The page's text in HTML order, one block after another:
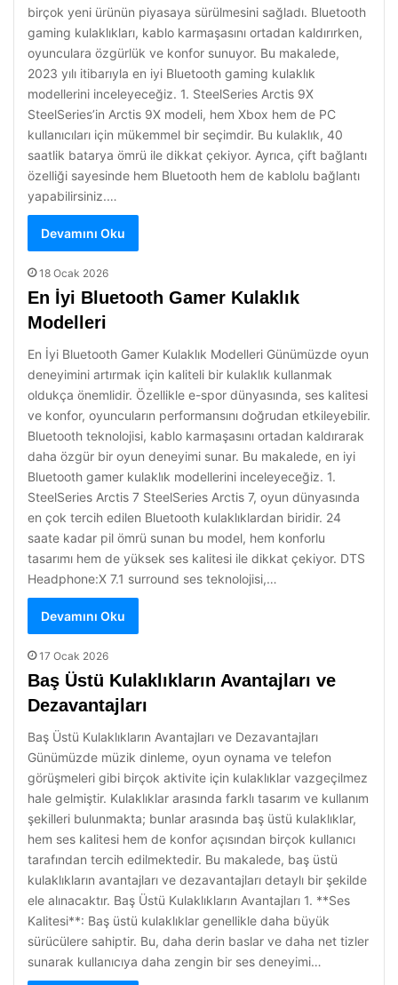
birçok yeni ürünün piyasaya sürülmesini sağladı. Bluetooth
gaming kulaklıkları, kablo karmaşasını ortadan kaldırırken,
oyunculara özgürlük ve konfor sunuyor. Bu makalede,
2023 yılı itibarıyla en iyi Bluetooth gaming kulaklık
modellerini inceleyeceğiz. 1. SteelSeries Arctis 9X
SteelSeries’in Arctis 9X modeli, hem Xbox hem de PC
kullanıcıları için mükemmel bir seçimdir. Bu kulaklık, 40
saatlik batarya ömrü ile dikkat çekiyor. Ayrıca, çift bağlantı
özelliği sayesinde hem Bluetooth hem de kablolu bağlantı
yapabilirsiniz.…
Devamını Oku
18 Ocak 2026
En İyi Bluetooth Gamer Kulaklık
Modelleri
En İyi Bluetooth Gamer Kulaklık Modelleri Günümüzde oyun
deneyimini artırmak için kaliteli bir kulaklık kullanmak
oldukça önemlidir. Özellikle e-spor dünyasında, ses kalitesi
ve konfor, oyuncuların performansını doğrudan etkileyebilir.
Bluetooth teknolojisi, kablo karmaşasını ortadan kaldırarak
daha özgür bir oyun deneyimi sunar. Bu makalede, en iyi
Bluetooth gamer kulaklık modellerini inceleyeceğiz. 1.
SteelSeries Arctis 7 SteelSeries Arctis 7, oyun dünyasında
en çok tercih edilen Bluetooth kulaklıklardan biridir. 24
saate kadar pil ömrü sunan bu model, hem konforlu
tasarımı hem de yüksek ses kalitesi ile dikkat çekiyor. DTS
Headphone:X 7.1 surround ses teknolojisi,…
Devamını Oku
17 Ocak 2026
Baş Üstü Kulaklıkların Avantajları ve
Dezavantajları
Baş Üstü Kulaklıkların Avantajları ve Dezavantajları
Günümüzde müzik dinleme, oyun oynama ve telefon
görüşmeleri gibi birçok aktivite için kulaklıklar vazgeçilmez
hale gelmiştir. Kulaklıklar arasında farklı tasarım ve kullanım
şekilleri bulunmakta; bunlar arasında baş üstü kulaklıklar,
hem ses kalitesi hem de konfor açısından birçok kullanıcı
tarafından tercih edilmektedir. Bu makalede, baş üstü
kulaklıkların avantajları ve dezavantajları detaylı bir şekilde
ele alınacaktır. Baş Üstü Kulaklıkların Avantajları 1. **Ses
Kalitesi**: Baş üstü kulaklıklar genellikle daha büyük
sürücülere sahiptir. Bu, daha derin baslar ve daha net tizler
sunarak kullanıcıya daha zengin bir ses deneyimi…